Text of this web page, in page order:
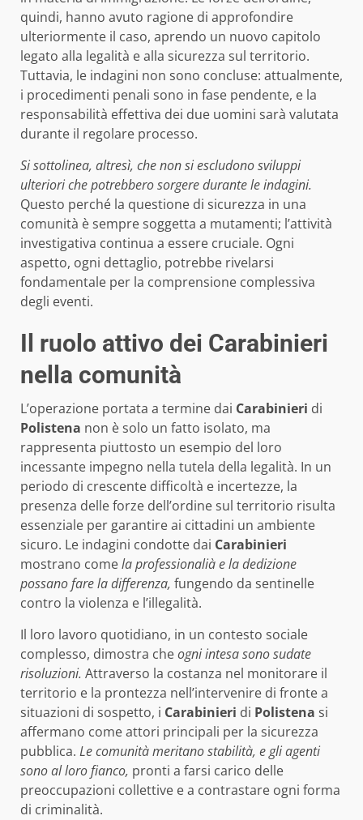
quindi, hanno avuto ragione di approfondire
ulteriormente il caso, aprendo un nuovo capitolo
legato alla legalità e alla sicurezza sul territorio.
Tuttavia, le indagini non sono concluse: attualmente,
i procedimenti penali sono in fase pendente, e la
responsabilità effettiva dei due uomini sarà valutata
durante il regolare processo.
Si sottolinea, altresì, che non si escludono sviluppi
ulteriori che potrebbero sorgere durante le indagini.
Questo perché la questione di sicurezza in una
comunità è sempre soggetta a mutamenti; l’attività
investigativa continua a essere cruciale. Ogni
aspetto, ogni dettaglio, potrebbe rivelarsi
fondamentale per la comprensione complessiva
degli eventi.
Il ruolo attivo dei Carabinieri
nella comunità
L’operazione portata a termine dai Carabinieri di
Polistena non è solo un fatto isolato, ma
rappresenta piuttosto un esempio del loro
incessante impegno nella tutela della legalità. In un
periodo di crescente difficoltà e incertezze, la
presenza delle forze dell’ordine sul territorio risulta
essenziale per garantire ai cittadini un ambiente
sicuro. Le indagini condotte dai Carabinieri
mostrano comela professionalià e la dedizione
possano fare la differenza, fungendo da sentinelle
contro la violenza e l’illegalità.
Il loro lavoro quotidiano, in un contesto sociale
complesso, dimostra cheogni intesa sono sudate
risoluzioni. Attraverso la costanza nel monitorare il
territorio e la prontezza nell’intervenire di fronte a
situazioni di sospetto, i Carabinieri di Polistena si
affermano come attori principali per la sicurezza
pubblica. Le comunità meritano stabilità, e gli agenti
sono al loro fianco, pronti a farsi carico delle
preoccupazioni collettive e a contrastare ogni forma
di criminalità.